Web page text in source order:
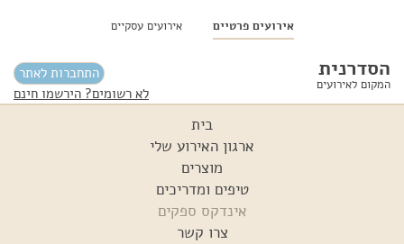
אירועים פרטיים אירועים עסקיים
הסדרנית
המקום לאירועים
התחברות לאתר
לא רשומים? הירשמו חינם
בית
ארגון האירוע שלי
מוצרים
טיפים ומדריכים
אינדקס ספקים
צרו קשר